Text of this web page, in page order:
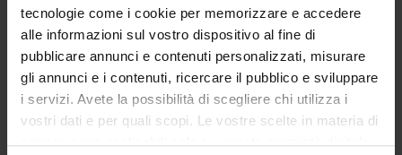
tecnologie come i cookie per memorizzare e accedere
alle informazioni sul vostro dispositivo al fine di
pubblicare annunci e contenuti personalizzati, misurare
gli annunci e i contenuti, ricercare il pubblico e sviluppare
i servizi. Avete la possibilità di scegliere chi utilizza i
vostri dati e per quali scopi. Le vostre scelte in materia di
privacy sono applicabili solo su questa proprietà digitale
Contacts
People
Places
Calendar